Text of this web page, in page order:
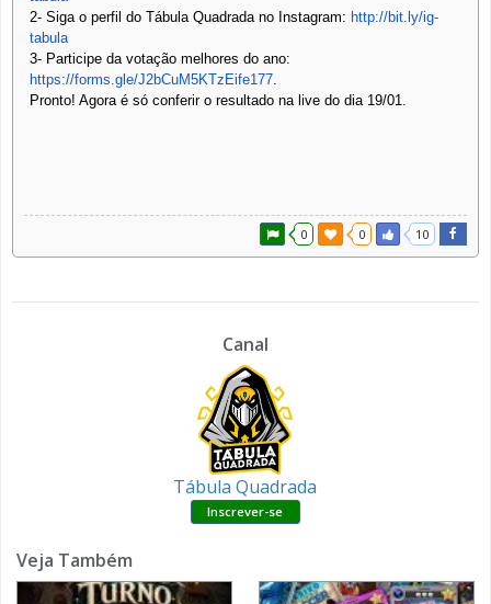
2- Siga o perfil do Tábula Quadrada no Instagram: http://bit.ly/ig-
tabula
3- Participe da votação melhores do ano:
https://forms.gle/J2bCuM5KTzEife177
Pronto! Agora é só conferir o resultado na live do dia 19/01.
0 0 10
Canal
Tábula Quadrada
Veja Também